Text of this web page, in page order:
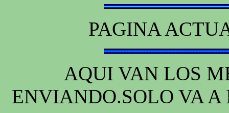
PAGINA
AQUI VAN LOS
ENVIANDO.SOLO VA